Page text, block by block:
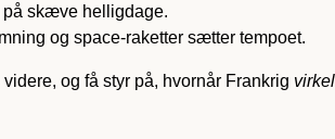
på skæve helligdage.
og space-raketter sætter tempoet.
og få styr på, hvornår Frankrig